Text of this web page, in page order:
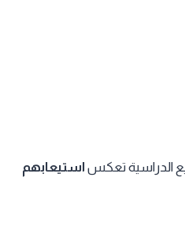
الدراسية تعكس استيعابهم